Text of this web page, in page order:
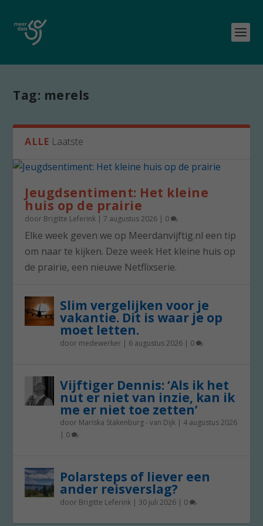
Tag: merels
ALLE Laatste
Jeugdsentiment: Het kleine
huis op de prairie
door Brigitte Leferink |7 augustus 2026 | 0
Elke week geven we op Meerdanvijftig.nl een tip
om naar te kijken. Deze week Het kleine huis op
de prairie, een nieuwe Netflixserie.
Slim vergelijken voor je
vakantie. Dit is waar je op
moet letten.
door medewerker | 6 augustus 2026 | 0
Vijftiger Dennis: ‘Als ik het
nut er niet van inzie, kan ik
me er niet toe zetten’
door Mariska Stakenburg - van Dijk | 4 augustus 2026
| 0
Polarsteps of liever een
ander reisverslag?
door Brigitte Leferink | 30 juli 2026 | 0